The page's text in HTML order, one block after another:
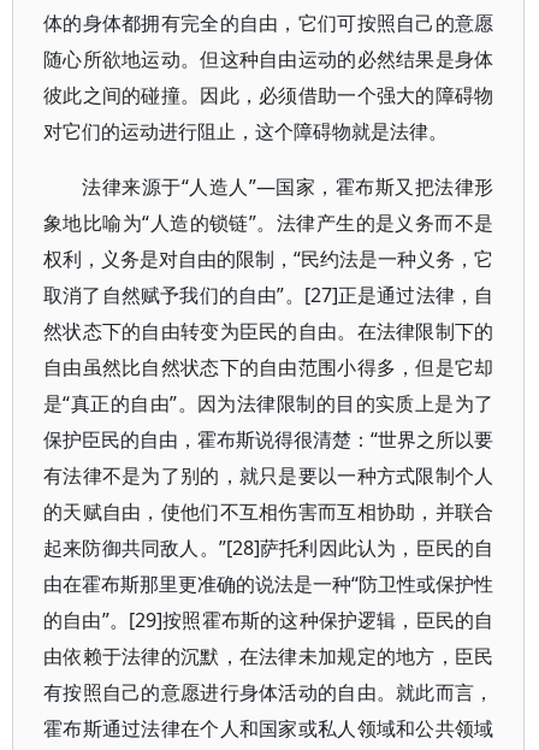
体的身体都拥有完全的自由，它们可按照自己的意愿
随心所欲地运动。但这种自由运动的必然结果是身体
彼此之间的碰撞。因此，必须借助一个强大的障碍物
对它们的运动进行阻止，这个障碍物就是法律。
法律来源于“人造人”—国家，霍布斯又把法律形
象地比喻为“人造的锁链”。法律产生的是义务而不是
权利，义务是对自由的限制，“民约法是一种义务，它
取消了自然赋予我们的自由”。[27]正是通过法律，自
然状态下的自由转变为臣民的自由。在法律限制下的
自由虽然比自然状态下的自由范围小得多，但是它却
是“真正的自由”。因为法律限制的目的实质上是为了
保护臣民的自由，霍布斯说得很清楚：“世界之所以要
有法律不是为了别的，就只是要以一种方式限制个人
的天赋自由，使他们不互相伤害而互相协助，并联合
起来防御共同敌人。”[28]萨托利因此认为，臣民的自
由在霍布斯那里更准确的说法是一种“防卫性或保护性
的自由”。[29]按照霍布斯的这种保护逻辑，臣民的自
由依赖于法律的沉默，在法律未加规定的地方，臣民
有按照自己的意愿进行身体活动的自由。就此而言，
霍布斯通过法律在个人和国家或私人领域和公共领域